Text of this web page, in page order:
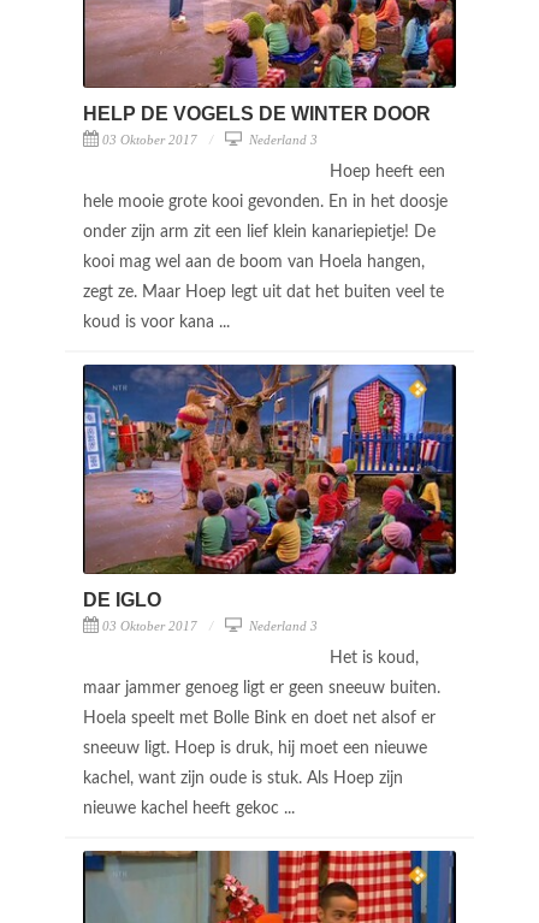
HELP DE VOGELS DE WINTER DOOR
03 Oktober 2017 Nederland 3
Hoep heeft een
hele mooie grote kooi gevonden. En in het doosje
onder zijn arm zit een lief klein kanariepietje! De
kooi mag wel aan de boom van Hoela hangen,
zegt ze. Maar Hoep legt uit dat het buiten veel te
koud is voor kana ...
DE IGLO
03 Oktober 2017 Nederland 3
Het is koud,
maar jammer genoeg ligt er geen sneeuw buiten.
Hoela speelt met Bolle Bink en doet net alsof er
sneeuw ligt. Hoep is druk, hij moet een nieuwe
kachel, want zijn oude is stuk. Als Hoep zijn
nieuwe kachel heeft gekoc ...